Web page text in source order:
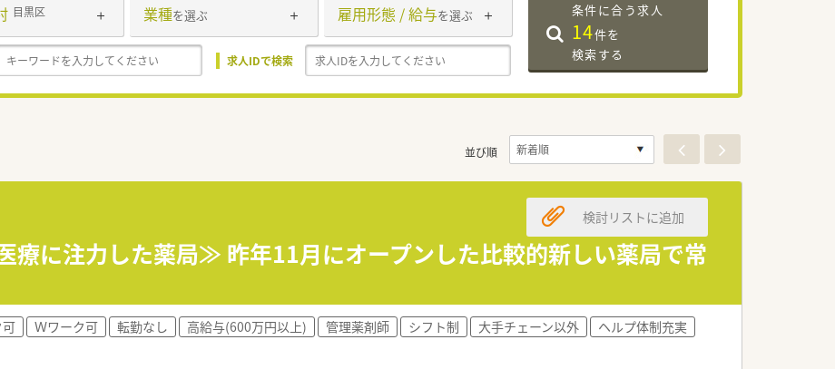
目黒区 業種を選ぶ 雇用形態 / 給与を選ぶ
求人IDで検索
条件に合う求人
14件を
検索する
並び順
療に注力した薬局≫ 昨年11月にオープンした比較的新しい薬局で常
検討リストに追加
Ｗワーク可 転勤なし 高給与(600万円以上) 管理薬剤師 シフト制 大手チェーン以外
ヘルプ体制充実